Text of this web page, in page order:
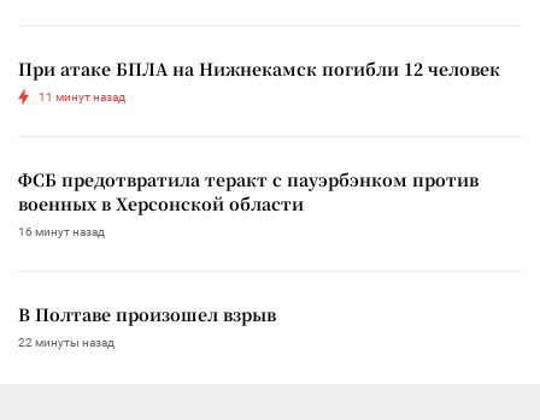
При атаке БПЛА на Нижнекамск погибли 12 человек
11 минут назад
ФСБ предотвратила теракт с пауэрбэнком против
военных в Херсонской области
16 минут назад
В Полтаве произошел взрыв
22 минуты назад